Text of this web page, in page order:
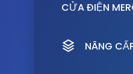
CỬA ĐIỆN
NÂNG